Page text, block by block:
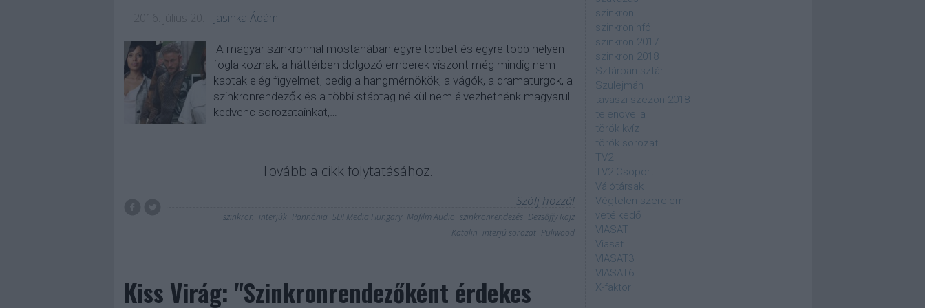
2016. július 20. Jasinka Ádám
A magyar szinkronnal mostanában egyre többet és egyre több helyen
foglalkoznak, a háttérben dolgozó emberek viszont még mindig nem
kaptak elég figyelmet, pedig a hangmérnökök, a vágók, a dramaturgok, a
szinkronrendezők és a többi stábtag nélkül nem élvezhetnénk magyarul
kedvenc sorozatainkat,…
Tovább a cikk folytatásához.
Szólj hozzá!
szinkron interjúk Pannónia SDI Media Hungary Mafilm Audio szinkronrendezés Dezsőffy Rajz
Katalin interjú sorozat Puliwood
Kiss Virág: "Szinkronrendezőként érdekes
szinkron
szinkroninfó
szinkron 2017
szinkron 2018
Sztárban sztár
Szulejmán
tavaszi szezon 2018
telenovella
török kvíz
török sorozat
TV2
TV2 Csoport
Válótársak
Végtelen szerelem
vetélkedő
VIASAT
Viasat
VIASAT3
VIASAT6
X-faktor